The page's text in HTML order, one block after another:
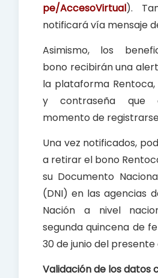
pe/AccesoVirtual).
notificará vía mensaje
Asimismo, los
bono recibirán una
la plataforma
y contraseña que
momento de
Una vez notificados,
a retirar el bono
su Documento
(DNI) en las agencias
Nación a nivel
segunda quincena de
30 de junio del presente
Validación de los datos